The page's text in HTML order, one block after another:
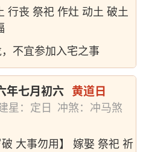
行丧 祭祀 作灶 动土 破土
不宜参加入宅之事
年七月初六 黄道日
星：定日
冲煞：冲马煞
破 大事勿用】 嫁娶 祭祀 祈